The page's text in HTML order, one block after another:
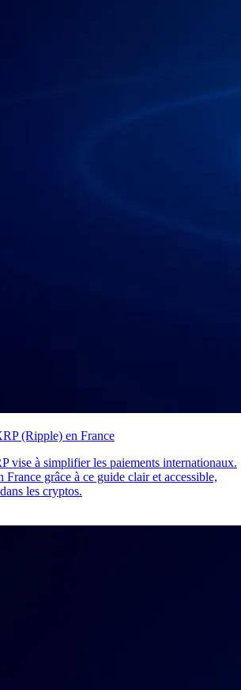
(Ripple) en France
vise à simplifier les paiements internationaux.
France grâce à ce guide clair et accessible,
les cryptos.